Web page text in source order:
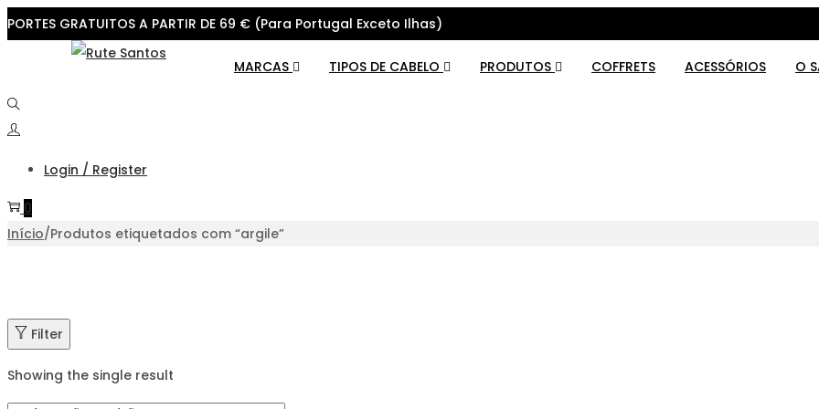
PORTES GRATUITOS A PARTIR DE 69 € (Para Portugal Exceto Ilhas)
navigation
content
MARCAS TIPOS DE CABELO PRODUTOS COFFRETS ACESSÓRIOS O
Login / Register
0
Início/Produtos etiquetados com “argile”
Filter
Showing the single result